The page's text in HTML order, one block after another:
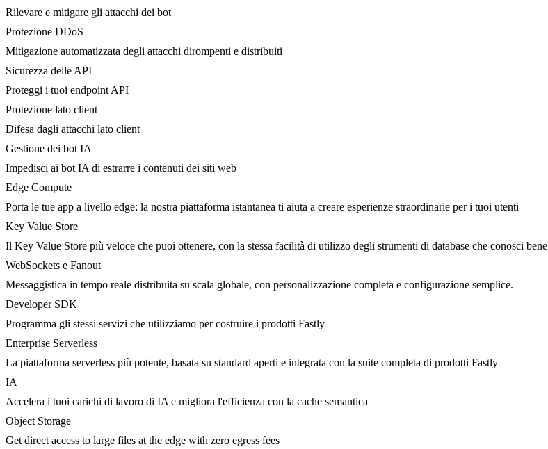
Rilevare e mitigare gli attacchi dei bot
Protezione DDoS
Mitigazione automatizzata degli attacchi dirompenti e distribuiti
Sicurezza delle API
Proteggi i tuoi endpoint API
Protezione lato client
Difesa dagli attacchi lato client
Gestione dei bot IA
Impedisci ai bot IA di estrarre i contenuti dei siti web
Edge Compute
Porta le tue app a livello edge: la nostra piattaforma istantanea ti aiuta a creare esperienze straordinarie per i tuoi utenti
Key Value Store
Il Key Value Store più veloce che puoi ottenere, con la stessa facilità di utilizzo degli strumenti di database che conosci bene
WebSockets e Fanout
Messaggistica in tempo reale distribuita su scala globale, con personalizzazione completa e configurazione semplice.
Developer SDK
Programma gli stessi servizi che utilizziamo per costruire i prodotti Fastly
Enterprise Serverless
La piattaforma serverless più potente, basata su standard aperti e integrata con la suite completa di prodotti Fastly
IA
Accelera i tuoi carichi di lavoro di IA e migliora l'efficienza con la cache semantica
Object Storage
Get direct access to large files at the edge with zero egress fees